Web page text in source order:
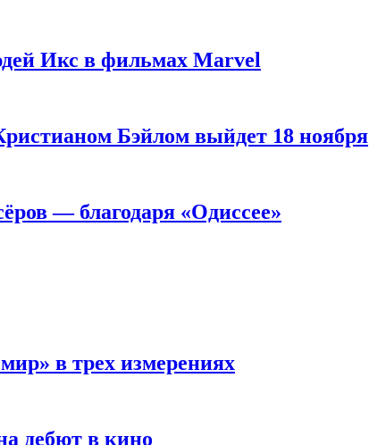
Икс в фильмах Marvel
Бэйлом выйдет 18 ноября
— благодаря «Одиссее»
в трех измерениях
дебют в кино